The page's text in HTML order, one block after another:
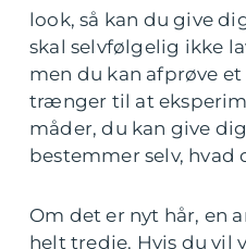
look, så kan du give
skal selvfølgelig ikke
men du kan afprøve
trænger til at
måder, du kan give
bestemmer selv, hvad
Om det er nyt hår, en
helt tredje. Hvis du vil